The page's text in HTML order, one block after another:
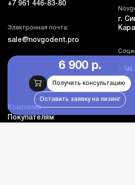
6 900 р.
Получить консультацию
Оставить заявку на лизинг
+7 961 446-83-80
Электронная почта:
sale@novgodent.pro
г.
Компания
Покупателям